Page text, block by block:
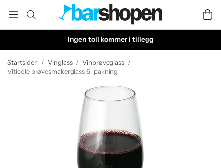
Ingen toll kommer i tillegg
Startsiden / Vinglass / Vinprøveglass /
Viticole prøvesmakerglass 6-pakning